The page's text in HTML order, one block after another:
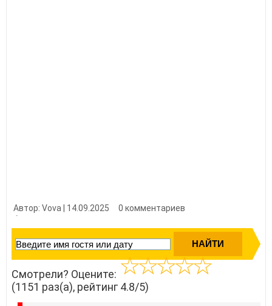
Автор: Vova | 14.09.2025
0 комментариев
Смотрели? Оцените:
(1151 раз(а), рейтинг 4.8/5)